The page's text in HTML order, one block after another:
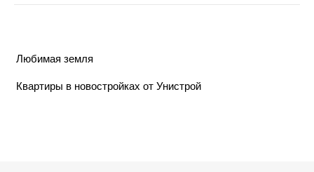
Любимая земля
Квартиры в новостройках от Унистрой